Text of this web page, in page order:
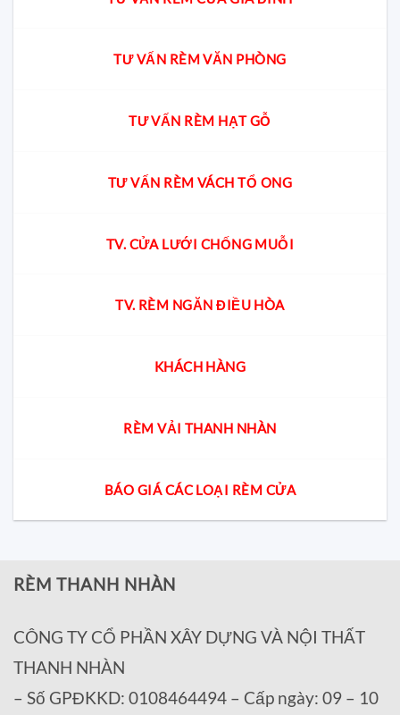
TƯ VẤN RÈM VĂN PHÒNG
TƯ VẤN RÈM HẠT GỖ
TƯ VẤN RÈM VÁCH TỔ ONG
TV. CỬA LƯỚI CHỐNG MUỖI
TV. RÈM NGĂN ĐIỀU HÒA
KHÁCH HÀNG
RÈM VẢI THANH NHÀN
BÁO GIÁ CÁC LOẠI RÈM CỬA
RÈM THANH NHÀN
CÔNG TY CỔ PHẦN XÂY DỰNG VÀ NỘI THẤT
THANH NHÀN
– Số GPĐKKD: 0108464494 – Cấp ngày: 09 – 10